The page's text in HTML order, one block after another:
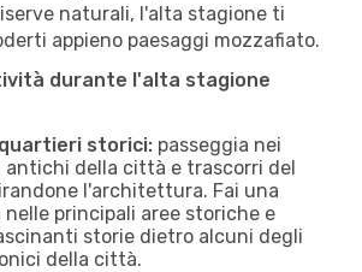
naturali, l'alta stagione ti
appieno paesaggi mozzafiato.
durante l'alta stagione
storici: passeggia nei
antichi della città e trascorri del
l'architettura. Fai una
nelle principali aree storiche e
storie dietro alcuni degli
della città.